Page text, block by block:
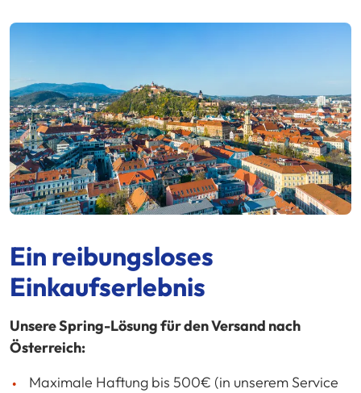
Ein reibungsloses
Einkaufserlebnis
Unsere Spring-Lösung für den Versand nach
Österreich:
Maximale Haftung bis 500€ (in unserem Service